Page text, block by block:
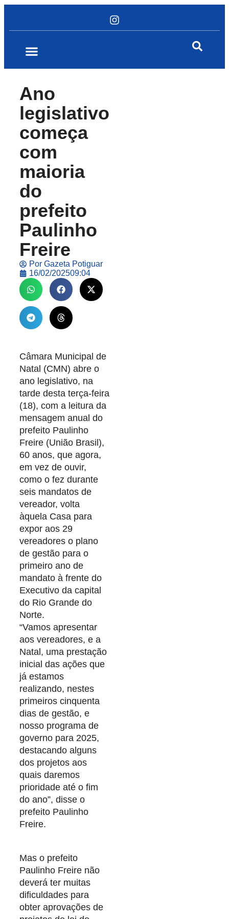
Ano
legislativo
começa
com
maioria
do
prefeito
Paulinho
Freire
Por Gazeta Potiguar
16/02/202509:04
Câmara Municipal de
Natal (CMN) abre o
ano legislativo, na
tarde desta terça-feira
(18), com a leitura da
mensagem anual do
prefeito Paulinho
Freire (União Brasil),
60 anos, que agora,
em vez de ouvir,
como o fez durante
seis mandatos de
vereador, volta
àquela Casa para
expor aos 29
vereadores o plano
de gestão para o
primeiro ano de
mandato à frente do
Executivo da capital
do Rio Grande do
Norte.
“Vamos apresentar
aos vereadores, e a
Natal, uma prestação
inicial das ações que
já estamos
realizando, nestes
primeiros cinquenta
dias de gestão, e
nosso programa de
governo para 2025,
destacando alguns
dos projetos aos
quais daremos
prioridade até o fim
do ano”, disse o
prefeito Paulinho
Freire.
Mas o prefeito
Paulinho Freire não
deverá ter muitas
dificuldades para
obter aprovações de